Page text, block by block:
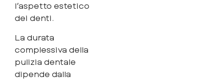
l’aspetto estetico
dei denti.
La durata
complessiva della
pulizia dentale
dipende dalla